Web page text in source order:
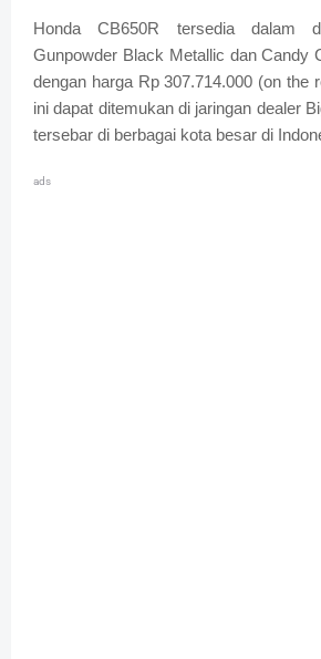
Honda CB650R tersedia dalam
Gunpowder Black Metallic dan Candy
dengan harga Rp 307.714.000 (on the
ini dapat ditemukan di jaringan dealer
tersebar di berbagai kota besar di
ads